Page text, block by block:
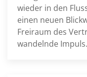
wieder in den
einen neuen
Freiraum des
wandelnde Impuls.